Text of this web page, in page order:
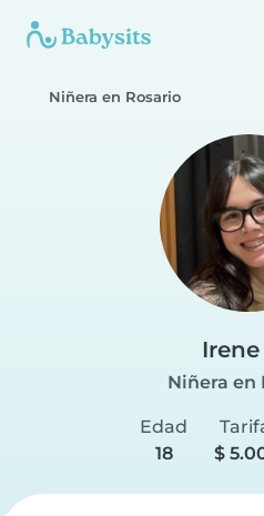
Niñera en Rosario
Irene
Niñera en
Edad
18
$